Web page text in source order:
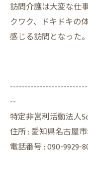
訪問介護は大変な仕
クワク、ドキドキの
感じる訪問となった。
--
特定非営利活動法人
住所 : 愛知県名古屋
電話番号 :090-9929-